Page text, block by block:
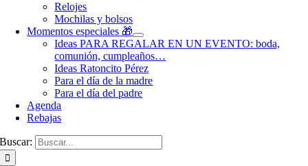
Relojes
Mochilas y bolsos
Momentos especiales 🎁
Ideas PARA REGALAR EN UN EVENTO: boda,
comunión, cumpleaños…
Ideas Ratoncito Pérez
Para el día de la madre
Para el día del padre
Agenda
Rebajas
Buscar: